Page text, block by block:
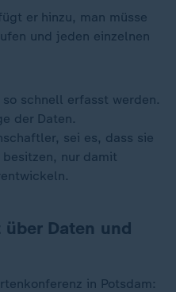
er hinzu, man müsse
und jeden einzelnen
schnell erfasst werden.
der Daten.
sei es, dass sie
nur damit
Daten und
in Potsdam: